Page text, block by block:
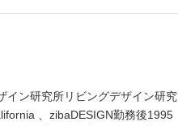
イン研究所リビングデザイン研究
、zibaDESIGN勤務後1995